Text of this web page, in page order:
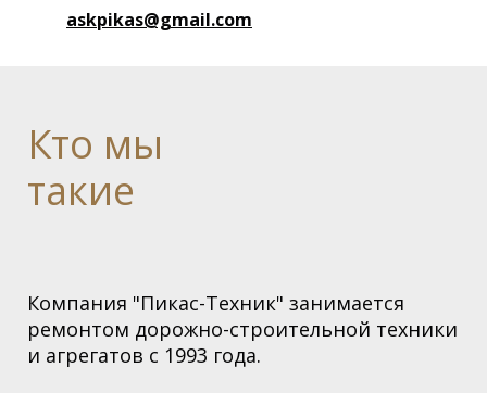
askpikas@gmail.com
Кто мы
такие
Компания "Пикас-Техник" занимается
ремонтом дорожно-строительной техники
и агрегатов с 1993 года.